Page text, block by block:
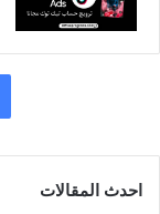
احدث المقالات